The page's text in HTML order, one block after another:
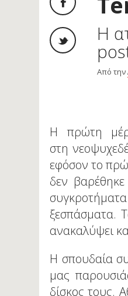
Η
Από την
Η πρώτη
στη
εφόσον το
δεν
ξεσπάσματα.
ανακαλύψει
Η σπουδαία
μας
δίσκος τους.